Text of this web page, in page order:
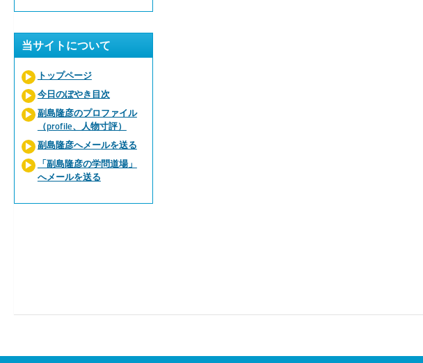
当サイトについて
トップページ
今日のぼやき目次
副島隆彦のプロファイル
（profile、人物寸評）
副島隆彦へメールを送る
「副島隆彦の学問道場」
へメールを送る